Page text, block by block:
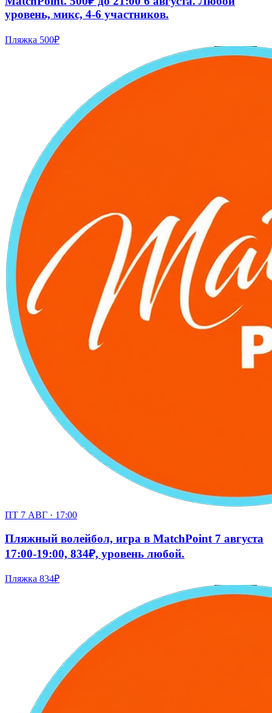
уровень, микс, 4-6 участников.
Пляжка 500₽
ПТ 7 АВГ · 17:00
Пляжный волейбол, игра в MatchPoint 7 августа
17:00-19:00, 834₽, уровень любой.
Пляжка 834₽